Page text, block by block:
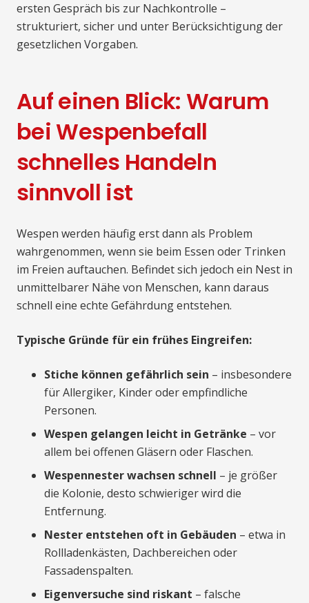
ersten Gespräch bis zur Nachkontrolle –
strukturiert, sicher und unter Berücksichtigung der
gesetzlichen Vorgaben.
Auf einen Blick: Warum
bei Wespenbefall
schnelles Handeln
sinnvoll ist
Wespen werden häufig erst dann als Problem
wahrgenommen, wenn sie beim Essen oder Trinken
im Freien auftauchen. Befindet sich jedoch ein Nest in
unmittelbarer Nähe von Menschen, kann daraus
schnell eine echte Gefährdung entstehen.
Typische Gründe für ein frühes Eingreifen:
Stiche können gefährlich sein – insbesondere
für Allergiker, Kinder oder empfindliche
Personen.
Wespen gelangen leicht in Getränke – vor
allem bei offenen Gläsern oder Flaschen.
Wespennester wachsen schnell – je größer
die Kolonie, desto schwieriger wird die
Entfernung.
Nester entstehen oft in Gebäuden – etwa in
Rollladenkästen, Dachbereichen oder
Fassadenspalten.
Eigenversuche sind riskant – falsche